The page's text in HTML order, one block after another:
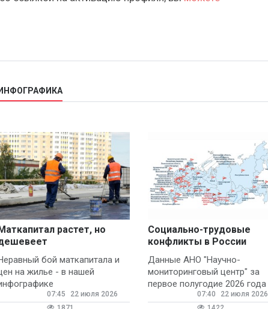
Маткапитал растет, но
бой маткапитала и
на жилье - в нашей
07:45
22 июля 2026
Социально-трудовые
конфликты в России
Данные АНО "Научно-
мониторинговый центр" за
первое полугодие 2026 года
07:40
22 июля 2026